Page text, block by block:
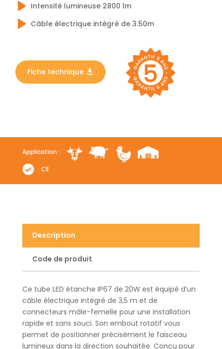
Intensité lumineuse 2800 lm
Câble électrique intégré de 3.50m
Fiche technique
CE
Application :
Description
Code de produit
Ce tube LED étanche IP67 de 20W est équipé d’un
câble électrique intégré de 3,5 m et de
connecteurs mâle-femelle pour une installation
rapide et sans souci. Son embout rotatif vous
permet de positionner précisément le faisceau
lumineux dans la direction souhaitée. Conçu pour